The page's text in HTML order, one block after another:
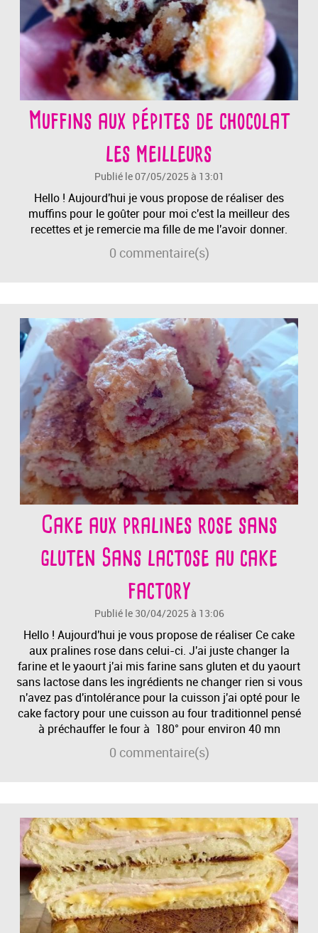
Muffins aux pépites de chocolat
les meilleurs
Publié le 07/05/2025 à 13:01
Hello ! Aujourd'hui je vous propose de réaliser des
muffins pour le goûter pour moi c'est la meilleur des
recettes et je remercie ma fille de me l'avoir donner.
0 commentaire(s)
Cake aux pralines rose sans
gluten Sans lactose au cake
factory
Publié le 30/04/2025 à 13:06
Hello ! Aujourd'hui je vous propose de réaliser Ce cake
aux pralines rose dans celui-ci. J'ai juste changer la
farine et le yaourt j'ai mis farine sans gluten et du yaourt
sans lactose dans les ingrédients ne changer rien si vous
n'avez pas d'intolérance pour la cuisson j'ai opté pour le
cake factory pour une cuisson au four traditionnel pensé
à préchauffer le four à 180° pour environ 40 mn
0 commentaire(s)